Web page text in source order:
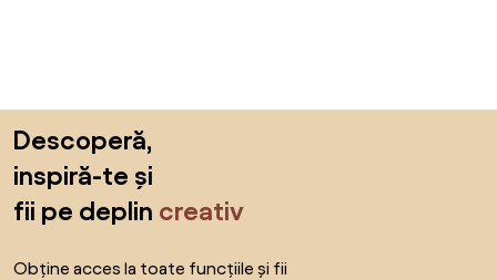
Descoperă,
inspiră-te și
fii pe deplin creativ
Obține acces la toate funcțiile și fii